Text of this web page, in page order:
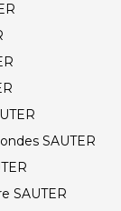
SAUTER
SAUTER